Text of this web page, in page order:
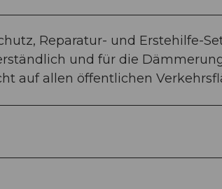
Reparatur- und Erstehilfe-
und für die
auf allen öffentlichen